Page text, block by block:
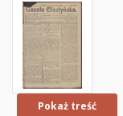
Pokaż treść